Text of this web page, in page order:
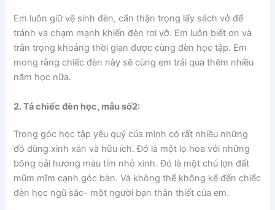
Em luôn giữ vệ sinh đèn, cẩn thận trọng lấy sách vở để
tránh va chạm mạnh khiến đèn rơi vỡ. Em luôn biết ơn và
trân trọng khoảng thời gian được cùng đèn học tập. Em
mong rằng chiếc đèn này sẽ cùng em trải qua thêm nhiều
năm học nữa.
2. Tả chiếc đèn học, mẫu số2:
Trong góc học tập yêu quý của mình có rất nhiều những
đồ dùng xinh xắn và hữu ích. Đó là một lọ hoa với những
bông oải hương màu tím nhỏ xinh. Đó là một chú lợn đất
mũm mĩm cạnh góc bàn. Và không thể không kể đến chiếc
đèn học ngũ sắc- một người bạn thân thiết của em.